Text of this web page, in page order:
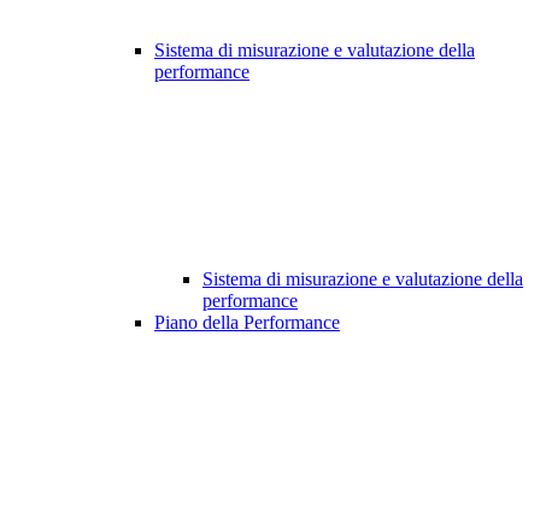
Sistema di misurazione e valutazione della
performance
Sistema di misurazione e valutazione della
performance
Piano della Performance